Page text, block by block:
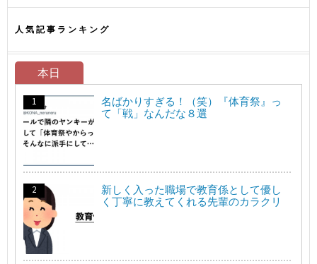
人気記事ランキング
本日
名ばかりすぎる！（笑）『体育祭』っ
て「戦」なんだな８選
新しく入った職場で教育係として優し
く丁寧に教えてくれる先輩のカラクリ